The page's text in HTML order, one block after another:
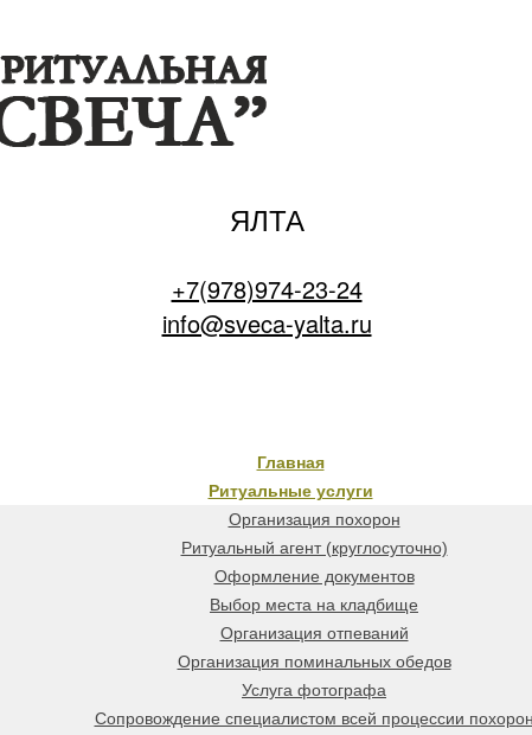
ЯЛТА
+7(978)974-23-24
info@sveca-yalta.ru
Главная
Ритуальные услуги
Организация похорон
Ритуальный агент (круглосуточно)
Оформление документов
Выбор места на кладбище
Организация отпеваний
Организация поминальных обедов
Услуга фотографа
Сопровождение специалистом всей процессии похорон